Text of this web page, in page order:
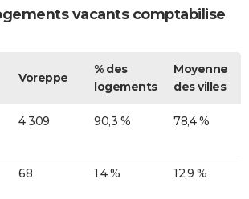
vacants comptabilise
Voreppe
% des
logements
Moyenne
des villes
4 309 90,3 % 78,4 %
68 1,4 % 12,9 %